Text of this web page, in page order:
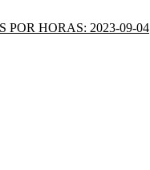
HORAS: 2023-09-04